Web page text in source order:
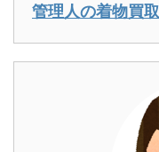
管理人の着物買